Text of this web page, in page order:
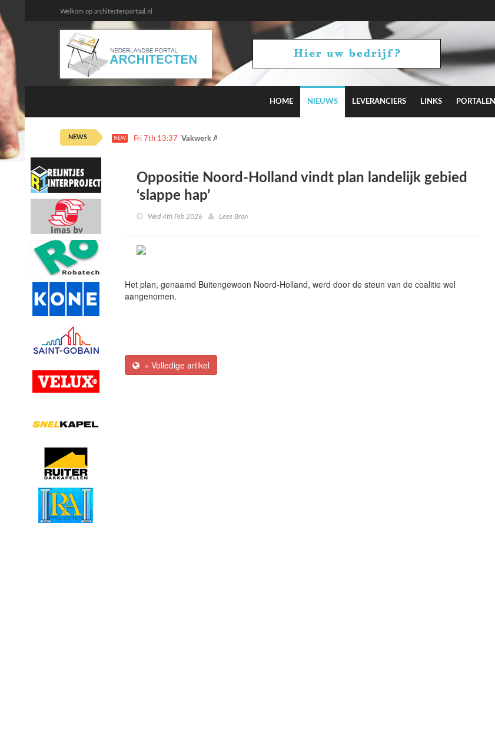
Welkom op architectenportaal.nl
HOME NIEUWS LEVERANCIERS LINKS PORTALEN
NEWS NEW Fri 7th 13:37 Vakwerk Architecten draagt met Camden Town bij aan Hyde Park
Oppositie Noord-Holland vindt plan landelijk gebied
‘slappe hap’
Wed 4th Feb 2026 Lees Bron
Het plan, genaamd Buitengewoon Noord-Holland, werd door de steun van de coalitie wel
aangenomen.
» Volledige artikel